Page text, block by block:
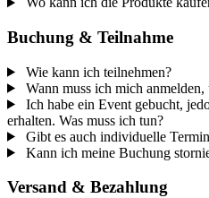
Buchung & Teilnahme
Wie kann ich teilnehmen?
Wann muss ich mich
Ich habe ein Event gebucht,
erhalten. Was muss ich tun?
Gibt es auch individuelle
Kann ich meine Buchung
Versand & Bezahlung